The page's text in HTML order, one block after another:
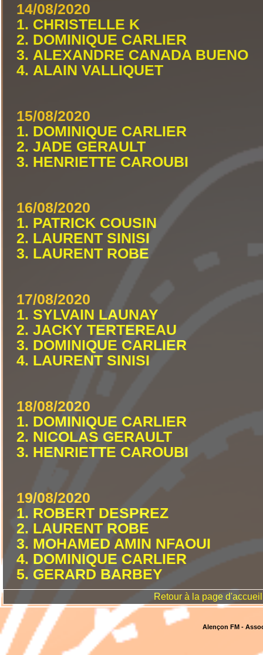
14/08/2020
1. CHRISTELLE K
2. DOMINIQUE CARLIER
3. ALEXANDRE CANADA BUENO
4. ALAIN VALLIQUET
15/08/2020
1. DOMINIQUE CARLIER
2. JADE GERAULT
3. HENRIETTE CAROUBI
16/08/2020
1. PATRICK COUSIN
2. LAURENT SINISI
3. LAURENT ROBE
17/08/2020
1. SYLVAIN LAUNAY
2. JACKY TERTEREAU
3. DOMINIQUE CARLIER
4. LAURENT SINISI
18/08/2020
1. DOMINIQUE CARLIER
2. NICOLAS GERAULT
3. HENRIETTE CAROUBI
19/08/2020
1. ROBERT DESPREZ
2. LAURENT ROBE
3. MOHAMED AMIN NFAOUI
4. DOMINIQUE CARLIER
5. GERARD BARBEY
Retour à la page d'accueil
Alençon FM -